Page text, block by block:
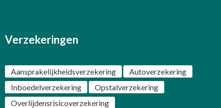
Verzekeringen
Aansprakelijkheidsverzekering
Autoverzekering
Inboedelverzekering
Opstalverzekering
Overlijdensrisicoverzekering